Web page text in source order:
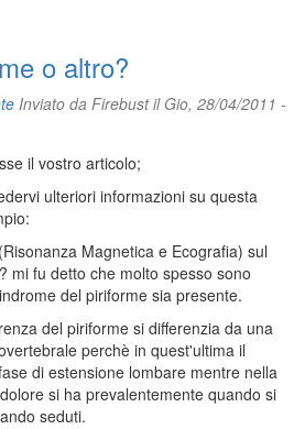
o altro?
Inviato da Firebustil Gio, 28/04/2011 -
il vostro articolo;
ulteriori informazioni su questa
Magnetica e Ecografia) sul
mi fu detto che molto spesso sono
del piriforme sia presente.
del piriforme si differenzia da una
perchè in quest'ultima il
di estensione lombare mentre nella
si ha prevalentemente quando si
seduti.